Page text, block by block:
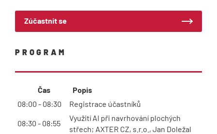
Zúčastnit se
PROGRAM
Čas
Popis
08:00 - 08:30
Registrace účastníků
08:30 - 08:55
Využití AI při navrhování plochých
střech; AXTER CZ, s.r.o., Jan Doležal